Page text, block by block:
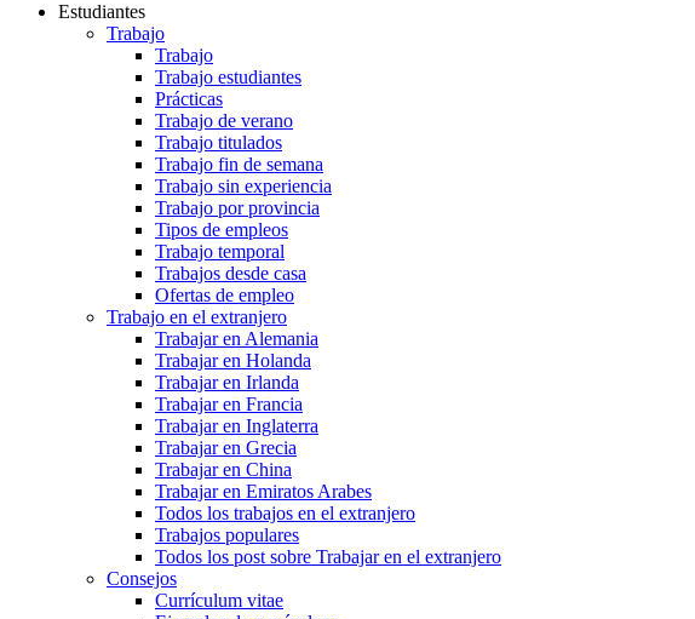
Estudiantes
Trabajo
Trabajo
Trabajo estudiantes
Prácticas
Trabajo de verano
Trabajo titulados
Trabajo fin de semana
Trabajo sin experiencia
Trabajo por provincia
Tipos de empleos
Trabajo temporal
Trabajos desde casa
Ofertas de empleo
Trabajo en el extranjero
Trabajar en Alemania
Trabajar en Holanda
Trabajar en Irlanda
Trabajar en Francia
Trabajar en Inglaterra
Trabajar en Grecia
Trabajar en China
Trabajar en Emiratos Arabes
Todos los trabajos en el extranjero
Trabajos populares
Todos los post sobre Trabajar en el extranjero
Consejos
Currículum vitae